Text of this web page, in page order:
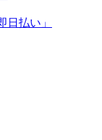
日払い」